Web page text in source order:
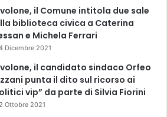
il Comune intitola due sale
biblioteca civica a Caterina
e Michela Ferrari
Dicembre 2021
il candidato sindaco Orfeo
punta il dito sul ricorso ai
vip” da parte di Silvia Fiorini
Ottobre 2021